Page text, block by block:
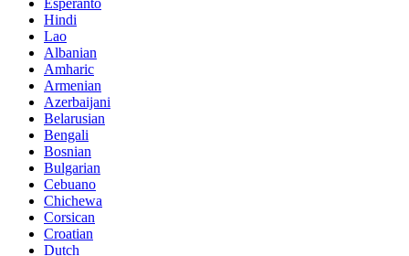
Hindi
Lao
Albanian
Amharic
Armenian
Azerbaijani
Belarusian
Bengali
Bosnian
Bulgarian
Cebuano
Chichewa
Corsican
Croatian
Dutch